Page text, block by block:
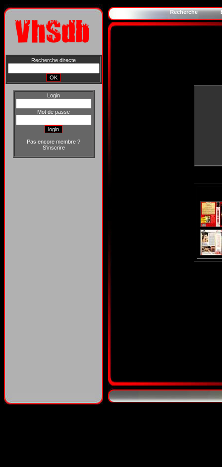
Recherche directe
Login
Mot de passe
Pas encore membre ?
S'inscrire
Recherche